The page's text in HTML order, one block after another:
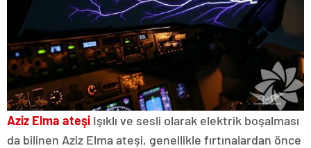
Aziz Elma ateşi Işıklı ve sesli olarak elektrik boşalması
da bilinen Aziz Elma ateşi, genellikle fırtınalardan önce